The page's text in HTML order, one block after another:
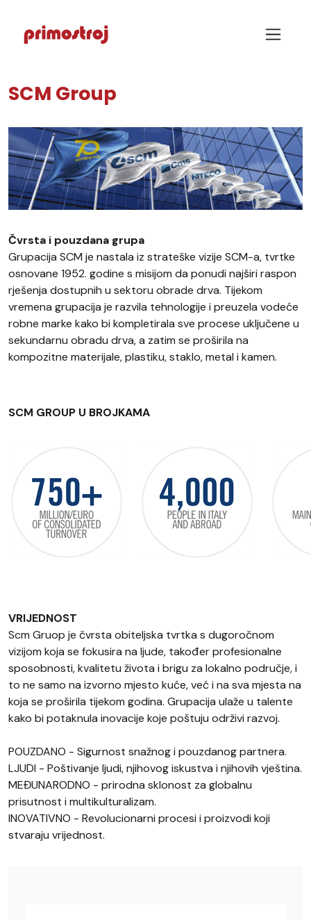
SCM Group
Čvrsta i pouzdana grupa
Grupacija SCM je nastala iz strateške vizije SCM-a, tvrtke
osnovane 1952. godine s misijom da ponudi najširi raspon
rješenja dostupnih u sektoru obrade drva. Tijekom
vremena grupacija je razvila tehnologije i preuzela vodeće
robne marke kako bi kompletirala sve procese uključene u
sekundarnu obradu drva, a zatim se proširila na
kompozitne materijale, plastiku, staklo, metal i kamen.
SCM GROUP U BROJKAMA
VRIJEDNOST
Scm Gruop je čvrsta obiteljska tvrtka s dugoročnom
vizijom koja se fokusira na ljude, također profesionalne
sposobnosti, kvalitetu života i brigu za lokalno područje, i
to ne samo na izvorno mjesto kuće, već i na sva mjesta na
koja se proširila tijekom godina. Grupacija ulaže u talente
kako bi potaknula inovacije koje poštuju održivi razvoj.
POUZDANO - Sigurnost snažnog i pouzdanog partnera.
LJUDI - Poštivanje ljudi, njihovog iskustva i njihovih vještina.
MEĐUNARODNO - prirodna sklonost za globalnu
prisutnost i multikulturalizam.
INOVATIVNO - Revolucionarni procesi i proizvodi koji
stvaraju vrijednost.